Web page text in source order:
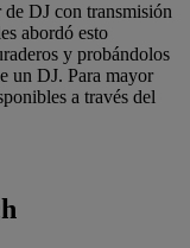
DJ con transmisión
abordó esto
y probándolos
un DJ. Para mayor
a través del